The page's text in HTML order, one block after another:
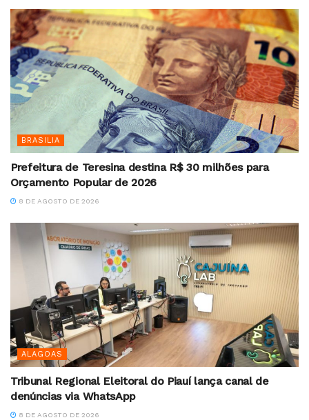
BRASILIA
Prefeitura de Teresina destina R$ 30 milhões para
Orçamento Popular de 2026
8 DE AGOSTO DE 2026
ALAGOAS
Tribunal Regional Eleitoral do Piauí lança canal de
denúncias via WhatsApp
8 DE AGOSTO DE 2026